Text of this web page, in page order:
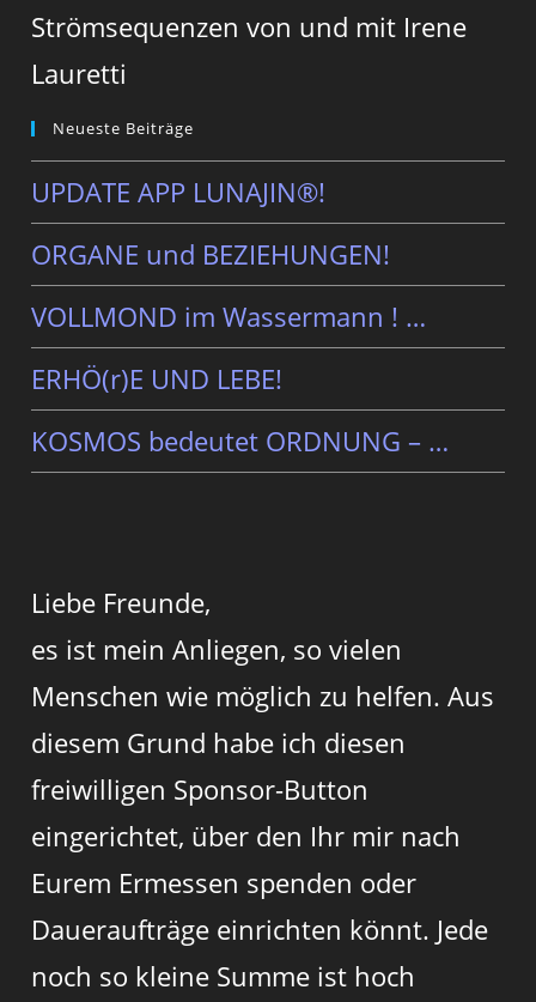
Strömsequenzen von und mit Irene
Lauretti
Neueste Beiträge
UPDATE APP LUNAJIN®!
ORGANE und BEZIEHUNGEN!
VOLLMOND im Wassermann ! …
ERHÖ(r)E UND LEBE!
KOSMOS bedeutet ORDNUNG – …
Liebe Freunde,
es ist mein Anliegen, so vielen
Menschen wie möglich zu helfen. Aus
diesem Grund habe ich diesen
freiwilligen Sponsor-Button
eingerichtet, über den Ihr mir nach
Eurem Ermessen spenden oder
Daueraufträge einrichten könnt. Jede
noch so kleine Summe ist hoch